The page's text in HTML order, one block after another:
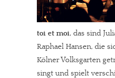
toi et moi, das sind
Raphael Hansen, die
Kölner Volksgarten
singt und spielt